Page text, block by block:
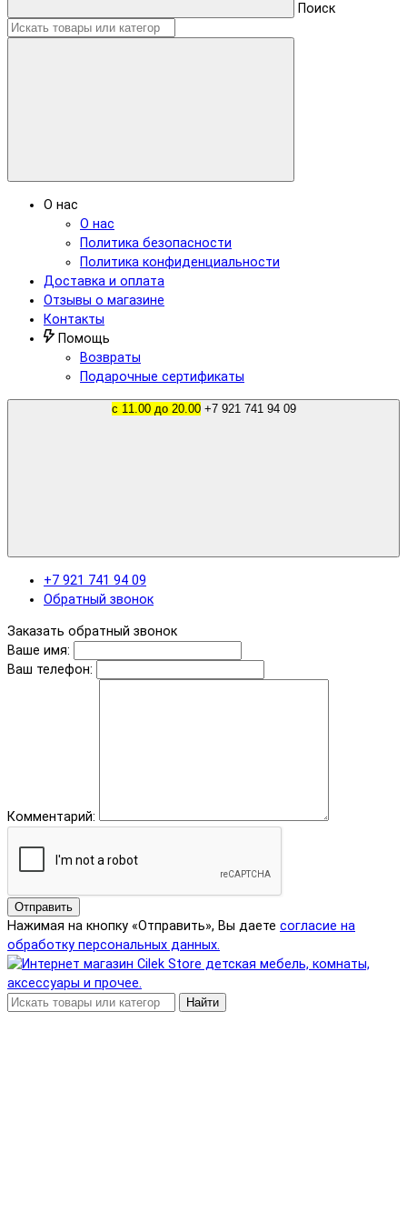
Поиск
О нас
О нас
Политика безопасности
Политика конфиденциальности
Доставка и оплата
Отзывы о магазине
Контакты
Помощь
Возвраты
Подарочные сертификаты
с 11.00 до 20.00 +7 921 741 94 09
+7 921 741 94 09
Обратный звонок
Заказать обратный звонок
Ваше имя:
Ваш телефон:
Комментарий:
Отправить
Нажимая на кнопку «Отправить», Вы даете согласие на
обработку персональных данных.
Найти